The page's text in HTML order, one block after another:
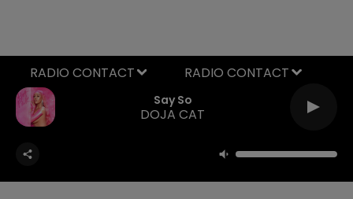
Say So
DOJA CAT
RADIO CONTACT